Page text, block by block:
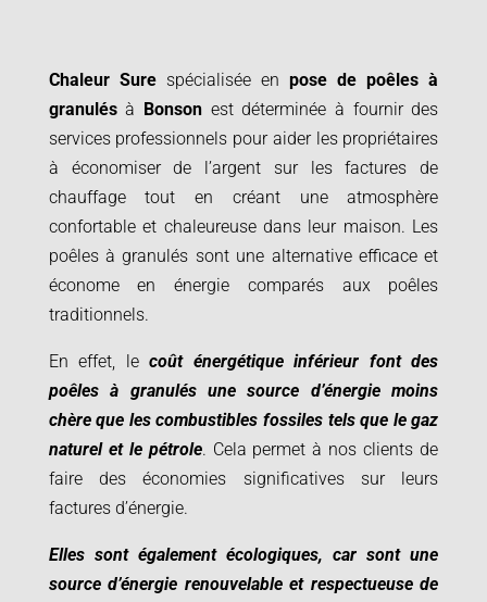
Chaleur Surespécialisée enpose de poêles à
granulésà Bonson est déterminée à fournir des
services professionnels pour aider les propriétaires
à économiser de l’argent sur les factures de
chauffage tout en créant une atmosphère
confortable et chaleureuse dans leur maison. Les
poêles à granulés sont une alternative efficace et
économe en énergie comparés aux poêles
traditionnels.
En effet, lecoût énergétique inférieur font des
poêles à granulés une source d’énergie moins
chère que les combustibles fossiles tels que le gaz
naturel et le pétrole. Cela permet à nos clients de
faire des économies significatives sur leurs
factures d’énergie.
Elles sont également écologiques, car sont une
source d’énergie renouvelable et respectueuse de